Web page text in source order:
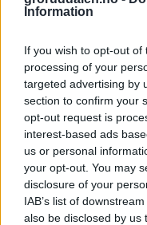
Information
If you wish to opt-out
processing of your
targeted advertising by
section to confirm your
opt-out request is
interest-based ads
us or personal
your opt-out. You may
disclosure of your
IAB’s list of
also be disclosed by us